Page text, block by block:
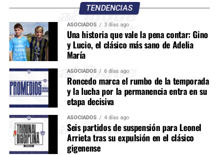
TENDENCIAS
ASOCIADOS 3 días ago
Una historia que vale la pena contar: Gino
y Lucio, el clásico más sano de Adelia
María
ASOCIADOS 6 días ago
Roncedo marca el rumbo de la temporada
y la lucha por la permanencia entra en su
etapa decisiva
ASOCIADOS 4 días ago
Seis partidos de suspensión para Leonel
Arrieta tras su expulsión en el clásico
gigenense